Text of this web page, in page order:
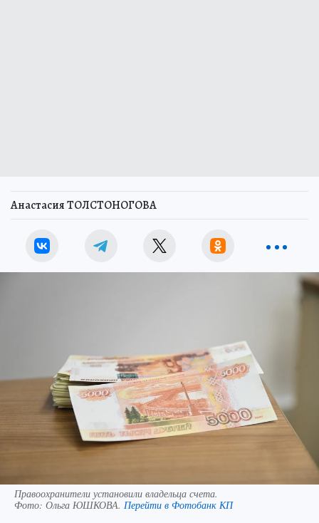
Анастасия ТОЛСТОНОГОВА
Правоохранители установили владельца счета.
Фото: Ольга ЮШКОВА. Перейти в Фотобанк КП